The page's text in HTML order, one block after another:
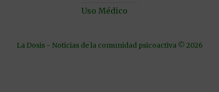
Uso Médico
La Dosis - Noticias de la comunidad psicoactiva © 2026